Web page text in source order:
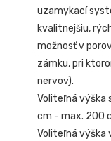
uzamykací
kvalitnejšiu,
možnosť v
zámku, pri
nervov).
Voliteľná výška
cm - max. 200
Voliteľná výška